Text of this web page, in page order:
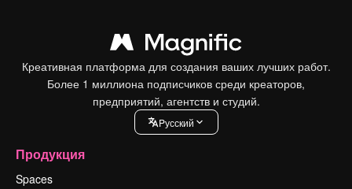
Креативная платформа для создания ваших лучших работ.
Более 1 миллиона подписчиков среди креаторов,
предприятий, агентств и студий.
Pусский
Продукция
Spaces